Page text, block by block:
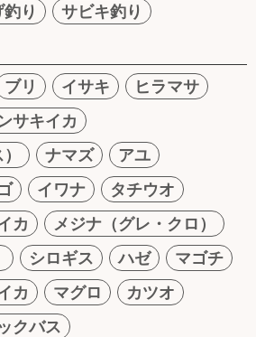
り
サビキ釣り
ブリ イサキ
ヒラマサ
サキイカ
ナマズ
アユ
イワナ
タチウオ
カ
メジナ（グレ・クロ）
シロギス ハゼ
マゴチ
カ マグロ
カツオ
クバス